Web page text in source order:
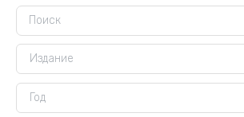
Издание
Год